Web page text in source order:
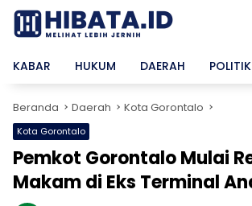
Langsung
konten
KABAR
HUKUM DAERAH POLITIK
Beranda Daerah Kota Gorontalo
Kota Gorontalo
Pemkot Gorontalo Mulai
Makam di Eks Terminal